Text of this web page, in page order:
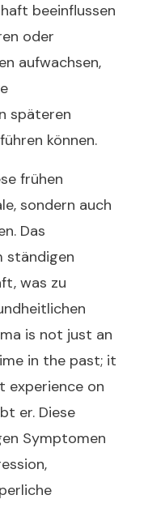
beeinflussen
oder
aufwachsen,
späteren
können.
frühen
sondern auch
Das
ständigen
was zu
is not just an
in the past; it
experience on
er. Diese
Symptomen